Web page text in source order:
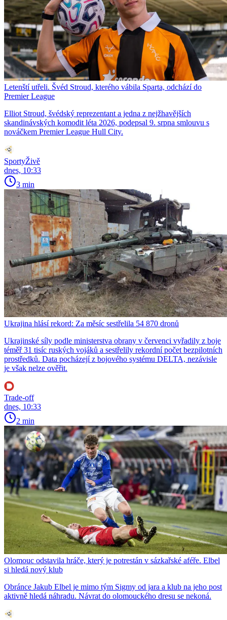
Letenští utřeli. Švéd Stroud, kterého vábila Sparta, odchází do
Premier League
Elliot Stroud, švédský reprezentant a jedna z nejžhavějších
skandinávských komodit léta 2026, podepsal 9. srpna smlouvu s
nováčkem Premier League Hull City.
SportyŽivě
dnes, 10:33
3 min
Ukrajina hlásí rekord: Za měsíc sestřelila 54 870 dronů
Ukrajinské síly podle ministerstva obrany v červenci vyřadily z boje
téměř 31 tisíc ruských vojáků a sestřelily rekordní počet bezpilotních
prostředků. Data pocházejí z bojového systému DELTA, nezávisle
je však nelze ověřit.
Trade-off
dnes, 10:33
2 min
Olomouc odstavila hráče, který je potrestán v sázkařské aféře. Elbel
si hledá nový klub
Obránce Jakub Elbel je mimo tým Sigmy od jara a klub na jeho post
aktivně hledá náhradu. Návrat do olomouckého dresu se nekoná.